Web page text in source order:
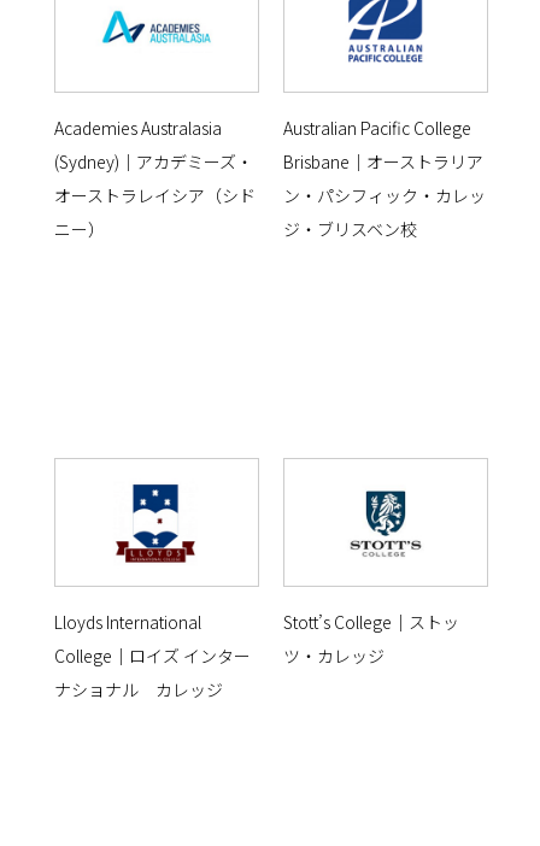
Academies Australasia
(Sydney)｜アカデミーズ・
オーストラレイシア（シド
ニー）
Australian Pacific College
Brisbane｜オーストラリア
ン・パシフィック・カレッ
ジ・ブリスベン校
Lloyds International
College｜ロイズ インター
ナショナル カレッジ
Stott’s College｜ストッ
ツ・カレッジ